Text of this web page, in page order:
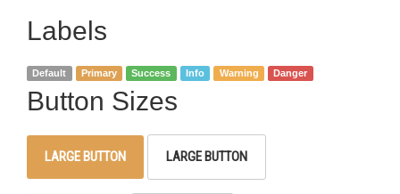
Labels
Default Primary Success Info Warning Danger
Button Sizes
LARGE BUTTON LARGE BUTTON